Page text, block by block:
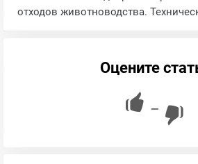
отходов животноводства.
Оцените
—